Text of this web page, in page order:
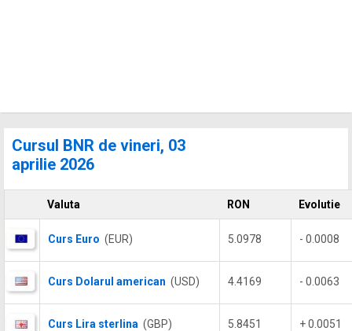
Cursul BNR de vineri, 03
aprilie 2026
Valuta RON Evolutie
Curs Euro (EUR) 5.0978 - 0.0008
Curs Dolarul american (USD) 4.4169 - 0.0063
Curs Lira sterlina (GBP) 5.8451 + 0.0051